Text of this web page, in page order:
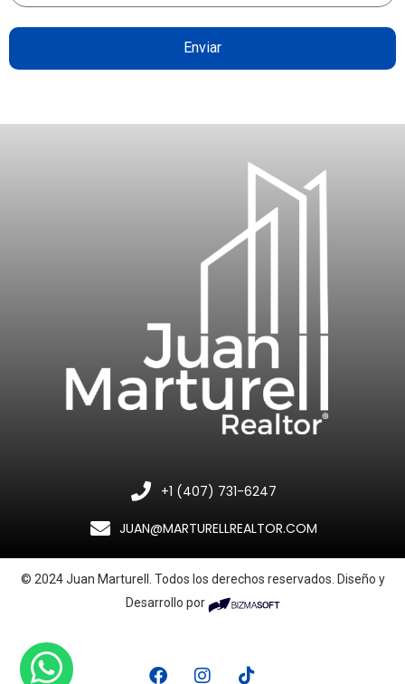
Enviar
+1 (407) 731-6247
JUAN@MARTURELLREALTOR.COM
© 2024 Juan Marturell. Todos los derechos reservados. Diseño y
Desarrollo por